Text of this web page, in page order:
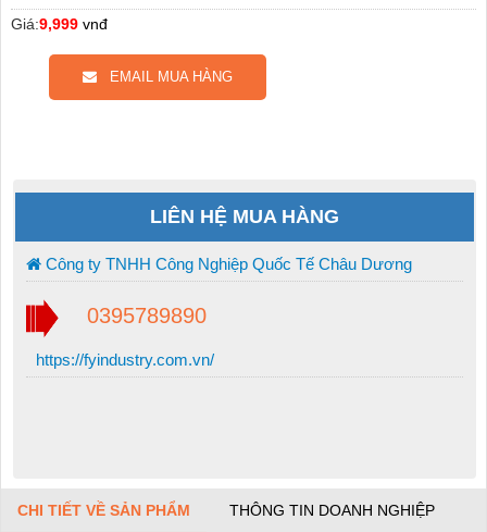
Giá:9,999 vnđ
EMAIL MUA HÀNG
LIÊN HỆ MUA HÀNG
Công ty TNHH Công Nghiệp Quốc Tế Châu Dương
0395789890
https://fyindustry.com.vn/
CHI TIẾT VỀ SẢN PHẨM THÔNG TIN DOANH NGHIỆP